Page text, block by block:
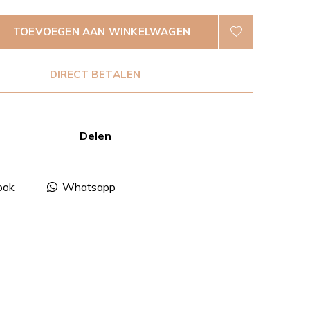
TOEVOEGEN AAN WINKELWAGEN
DIRECT BETALEN
Delen
Whatsapp